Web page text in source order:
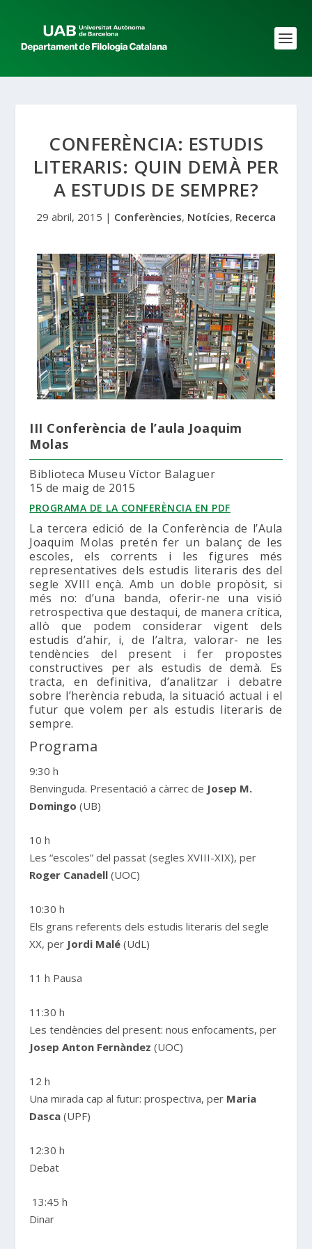
CONFERÈNCIA: ESTUDIS
LITERARIS: QUIN DEMÀ PER
A ESTUDIS DE SEMPRE?
29 abril, 2015 | Conferències, Notícies, Recerca
III Conferència de l’aula Joaquim
Molas
Biblioteca Museu Víctor Balaguer
15 de maig de 2015
PROGRAMA DE LA CONFERÈNCIA EN PDF
La tercera edició de la Conferència de l’Aula
Joaquim Molas pretén fer un balanç de les
escoles, els corrents i les figures més
representatives dels estudis literaris des del
segle XVIII ençà. Amb un doble propòsit, si
més no: d’una banda, oferir-ne una visió
retrospectiva que destaqui, de manera crítica,
allò que podem considerar vigent dels
estudis d’ahir, i, de l’altra, valorar- ne les
tendències del present i fer propostes
constructives per als estudis de demà. Es
tracta, en definitiva, d’analitzar i debatre
sobre l’herència rebuda, la situació actual i el
futur que volem per als estudis literaris de
sempre.
Programa
9:30 h
Benvinguda. Presentació a càrrec de Josep M.
Domingo (UB)
10 h
Les “escoles” del passat (segles XVIII-XIX), per
Roger Canadell (UOC)
10:30 h
Els grans referents dels estudis literaris del segle
XX, per Jordi Malé (UdL)
11 h Pausa
11:30 h
Les tendències del present: nous enfocaments, per
Josep Anton Fernàndez (UOC)
12 h
Una mirada cap al futur: prospectiva, per Maria
Dasca (UPF)
12:30 h
Debat
13:45 h
Dinar